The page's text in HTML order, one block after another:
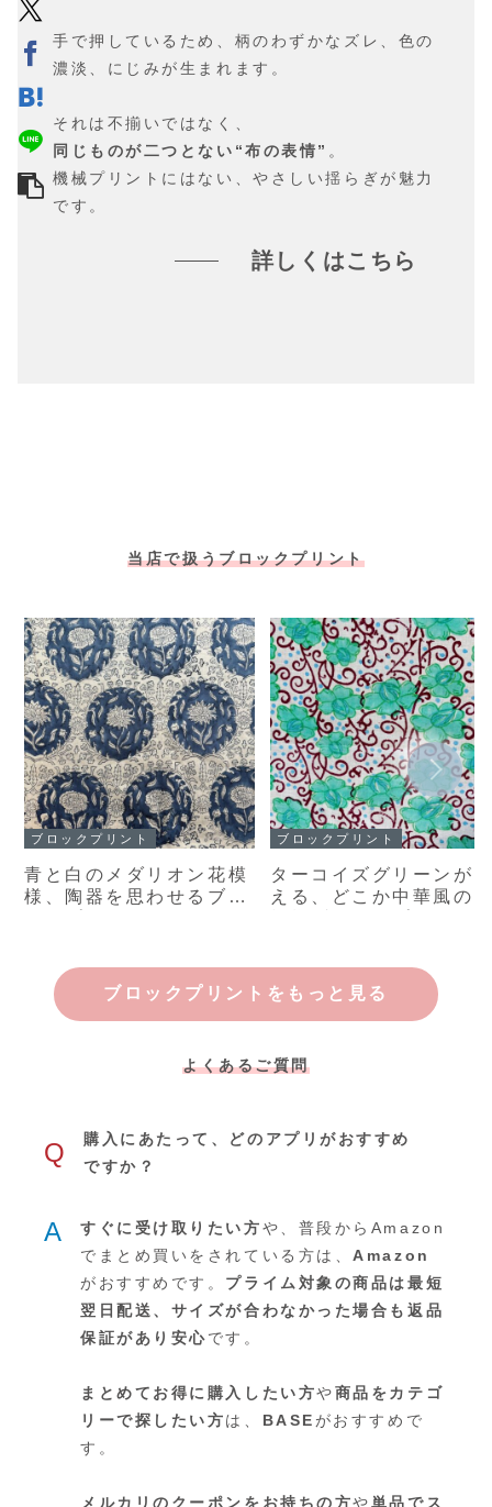
手で押しているため、柄のわずかなズレ、色の
濃淡、にじみが生まれます。
それは不揃いではなく、
同じものが二つとない“布の表情” 。
機械プリントにはない、やさしい揺らぎが魅力
です。
詳しくはこちら
当店で扱うブロックプリント
ブロックプリント
青と白のメダリオン花模
様、陶器を思わせるブロ
ブロックプリント
ターコイズグリーンが
える、どこか中華風の
単位販売
ブロックプリントをもっと見る
よくあるご質問
Q
購入にあたって、どのアプリがおすすめ
ですか？
A すぐに受け取りたい方や、普段からAmazon
でまとめ買いをされている方は、 Amazon
がおすすめです。 プライム対象の商品は最短
翌日配送、サイズが合わなかった場合も返品
保証があり安心です。
まとめてお得に購入したい方や商品をカテゴ
リーで探したい方は、 BASE がおすすめで
す。
メルカリのクーポンをお持ちの方や単品でス